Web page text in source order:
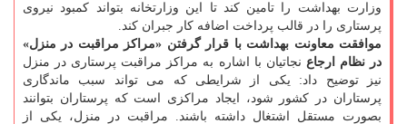
وزارت بهداشت را تامین کند تا این وزارتخانه بتواند کمبود نیروی
پرستاری را در قالب پرداخت اضافه کار جبران کند.
موافقت معاونت بهداشت با قرار گرفتن «مراکز مراقبت در منزل»
در نظام ارجاع نجاتیان با اشاره به مراکز مراقبت پرستاری در منزل
نیز توضیح داد: یکی از شرایطی که می تواند سبب ماندگاری
پرستاران در کشور شود، ایجاد مراکزی است که پرستاران بتوانند
بصورت مستقل اشتغال داشته باشند. مراقبت در منزل، یکی از